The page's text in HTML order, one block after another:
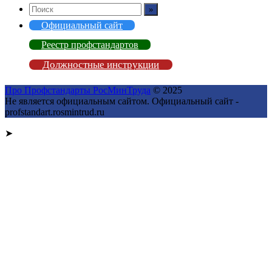
Официальный сайт
Реестр профстандартов
Должностные инструкции
Про Профстандарты РосМинТруда © 2025
Не является официальным сайтом. Официальный сайт -
profstandart.rosmintrud.ru
➤